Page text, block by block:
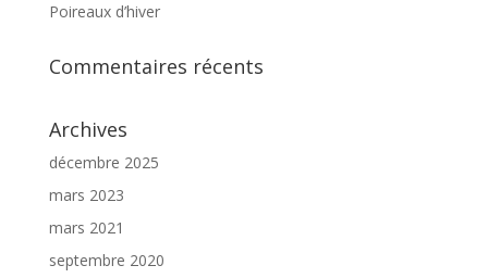
Poireaux d’hiver
Commentaires récents
Archives
décembre 2025
mars 2023
mars 2021
septembre 2020